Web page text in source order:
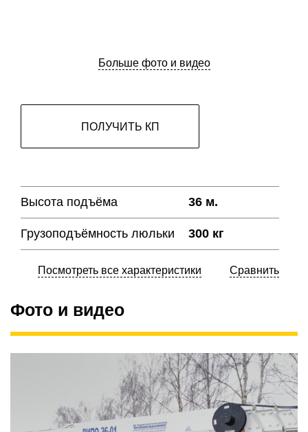
Больше фото и видео
ПОЛУЧИТЬ КП
Высота подъёма 36 м.
Грузоподъёмность люльки 300 кг
Посмотреть все характеристики Сравнить
Фото и видео